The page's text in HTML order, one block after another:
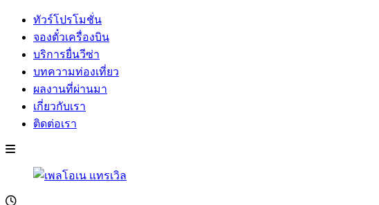
ทัวร์โปรโมชั่น
จองตั๋วเครื่องบิน
บริการยื่นวีซ่า
บทความท่องเที่ยว
ผลงานที่ผ่านมา
เกี่ยวกับเรา
ติดต่อเรา